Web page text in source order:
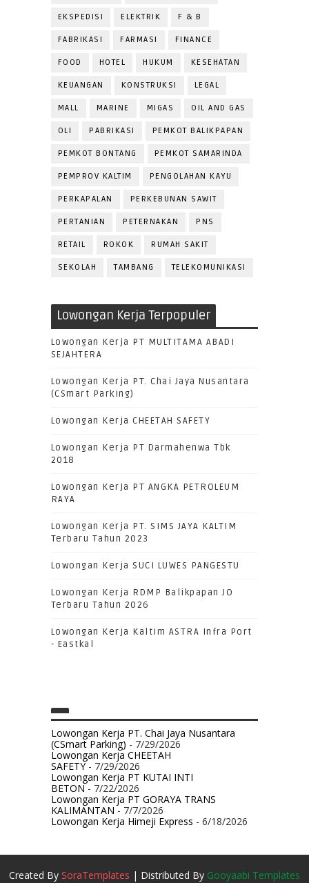
EKSPEDISI ELEKTRIK F & B
FABRIKASI FARMASI FINANCE
FOOD HOTEL HUKUM KESEHATAN
KEUANGAN KONSTRUKSI LEGAL
MALL MARINE MIGAS OIL AND GAS
OLI PABRIKASI PEMKOT BALIKPAPAN
PEMKOT BONTANG PEMKOT SAMARINDA
PEMPROV KALTIM PENGOLAHAN KAYU
PERKAPALAN PERKEBUNAN SAWIT
PERTANIAN PETERNAKAN PNS
RETAIL ROKOK RUMAH SAKIT
SEKOLAH TAMBANG TELEKOMUNIKASI
Lowongan Kerja Terpopuler
Lowongan Kerja PT MULTITAMA ABADI
SEJAHTERA
Lowongan Kerja PT. Chai Jaya Nusantara
(CSmart Parking)
Lowongan Kerja CHEETAH SAFETY
Lowongan Kerja PT Darmahenwa Tbk
2018
Lowongan Kerja PT ANGKA PETROLEUM
RAYA
Lowongan Kerja PT. SIMS JAYA KALTIM
Terbaru Tahun 2023
Lowongan Kerja SUCI LUWES PANGESTU
Lowongan Kerja RDMP Balikpapan JO
Terbaru Tahun 2026
Lowongan Kerja Kaltim ASTRA Infra Port
- Eastkal
Lowongan Kerja PT. Chai Jaya Nusantara
(CSmart Parking) - 7/29/2026
Lowongan Kerja CHEETAH
SAFETY- 7/29/2026
Lowongan Kerja PT KUTAI INTI
BETON- 7/22/2026
Lowongan Kerja PT GORAYA TRANS
KALIMANTAN- 7/7/2026
Lowongan Kerja Himeji Express - 6/18/2026
Created By SoraTemplates | Distributed By Gooyaabi Templates